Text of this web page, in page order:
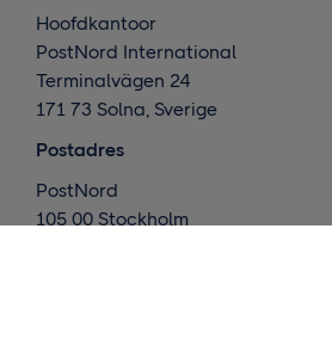
Hoofdkantoor
PostNord International
Terminalvägen 24
171 73 Solna, Sverige
Postadres
PostNord
105 00 Stockholm